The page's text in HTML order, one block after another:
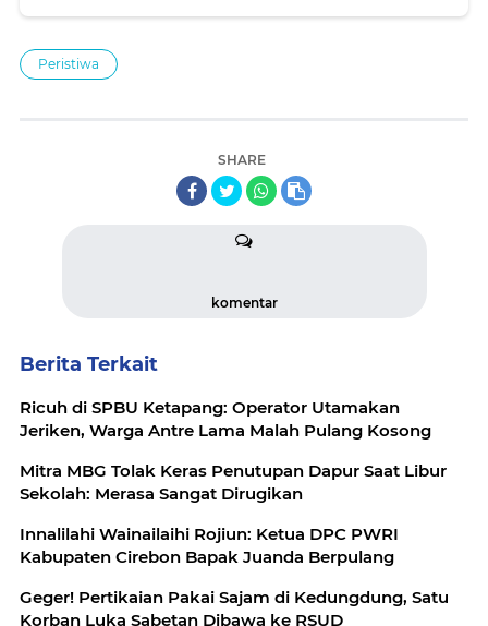
Peristiwa
SHARE
komentar
Berita Terkait
Ricuh di SPBU Ketapang: Operator Utamakan
Jeriken, Warga Antre Lama Malah Pulang Kosong
Mitra MBG Tolak Keras Penutupan Dapur Saat Libur
Sekolah: Merasa Sangat Dirugikan
Innalilahi Wainailaihi Rojiun: Ketua DPC PWRI
Kabupaten Cirebon Bapak Juanda Berpulang
Geger! Pertikaian Pakai Sajam di Kedungdung, Satu
Korban Luka Sabetan Dibawa ke RSUD